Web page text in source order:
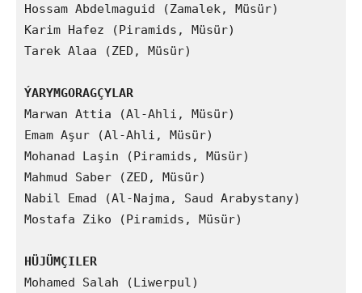
Hossam Abdelmaguid (Zamalek, Müsür)
Karim Hafez (Piramids, Müsür)
Tarek Alaa (ZED, Müsür)
ÝARYMGORAGÇYLAR
Marwan Attia (Al-Ahli, Müsür)
Emam Aşur (Al-Ahli, Müsür)
Mohanad Laşin (Piramids, Müsür)
Mahmud Saber (ZED, Müsür)
Nabil Emad (Al-Najma, Saud Arabystany)
Mostafa Ziko (Piramids, Müsür)
HÜJÜMÇILER
Mohamed Salah (Liwerpul)